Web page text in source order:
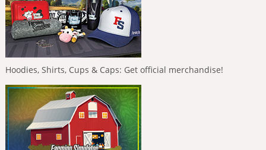
Hoodies, Shirts, Cups & Caps: Get official merchandise!